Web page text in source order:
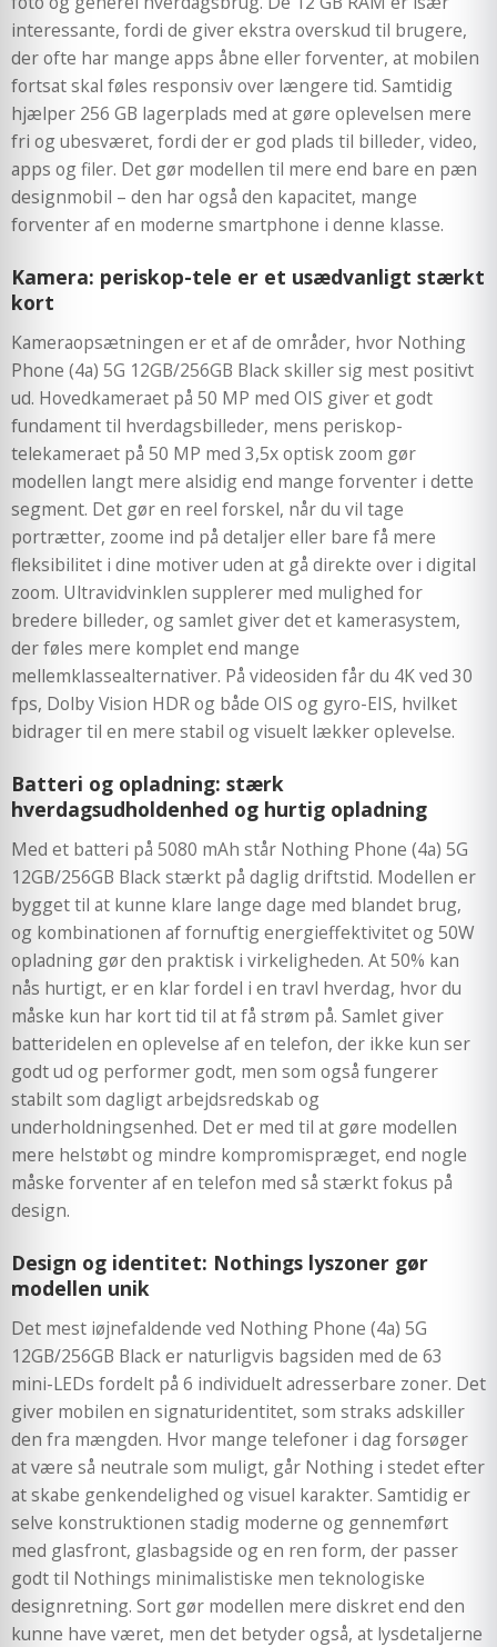
interessante, fordi de giver ekstra overskud til brugere,
der ofte har mange apps åbne eller forventer, at mobilen
fortsat skal føles responsiv over længere tid. Samtidig
hjælper 256 GB lagerplads med at gøre oplevelsen mere
fri og ubesværet, fordi der er god plads til billeder, video,
apps og filer. Det gør modellen til mere end bare en pæn
designmobil – den har også den kapacitet, mange
forventer af en moderne smartphone i denne klasse.
Kamera: periskop-tele er et usædvanligt stærkt
kort
Kameraopsætningen er et af de områder, hvor Nothing
Phone (4a) 5G 12GB/256GB Black skiller sig mest positivt
ud. Hovedkameraet på 50 MP med OIS giver et godt
fundament til hverdagsbilleder, mens periskop-
telekameraet på 50 MP med 3,5x optisk zoom gør
modellen langt mere alsidig end mange forventer i dette
segment. Det gør en reel forskel, når du vil tage
portrætter, zoome ind på detaljer eller bare få mere
fleksibilitet i dine motiver uden at gå direkte over i digital
zoom. Ultravidvinklen supplerer med mulighed for
bredere billeder, og samlet giver det et kamerasystem,
der føles mere komplet end mange
mellemklassealternativer. På videosiden får du 4K ved 30
fps, Dolby Vision HDR og både OIS og gyro-EIS, hvilket
bidrager til en mere stabil og visuelt lækker oplevelse.
Batteri og opladning: stærk
hverdagsudholdenhed og hurtig opladning
Med et batteri på 5080 mAh står Nothing Phone (4a) 5G
12GB/256GB Black stærkt på daglig driftstid. Modellen er
bygget til at kunne klare lange dage med blandet brug,
og kombinationen af fornuftig energieffektivitet og 50W
opladning gør den praktisk i virkeligheden. At 50% kan
nås hurtigt, er en klar fordel i en travl hverdag, hvor du
måske kun har kort tid til at få strøm på. Samlet giver
batteridelen en oplevelse af en telefon, der ikke kun ser
godt ud og performer godt, men som også fungerer
stabilt som dagligt arbejdsredskab og
underholdningsenhed. Det er med til at gøre modellen
mere helstøbt og mindre kompromispræget, end nogle
måske forventer af en telefon med så stærkt fokus på
design.
Design og identitet: Nothings lyszoner gør
modellen unik
Det mest iøjnefaldende ved Nothing Phone (4a) 5G
12GB/256GB Black er naturligvis bagsiden med de 63
mini-LEDs fordelt på 6 individuelt adresserbare zoner. Det
giver mobilen en signaturidentitet, som straks adskiller
den fra mængden. Hvor mange telefoner i dag forsøger
at være så neutrale som muligt, går Nothing i stedet efter
at skabe genkendelighed og visuel karakter. Samtidig er
selve konstruktionen stadig moderne og gennemført
med glasfront, glasbagside og en ren form, der passer
godt til Nothings minimalistiske men teknologiske
designretning. Sort gør modellen mere diskret end den
kunne have været, men det betyder også, at lysdetaljerne